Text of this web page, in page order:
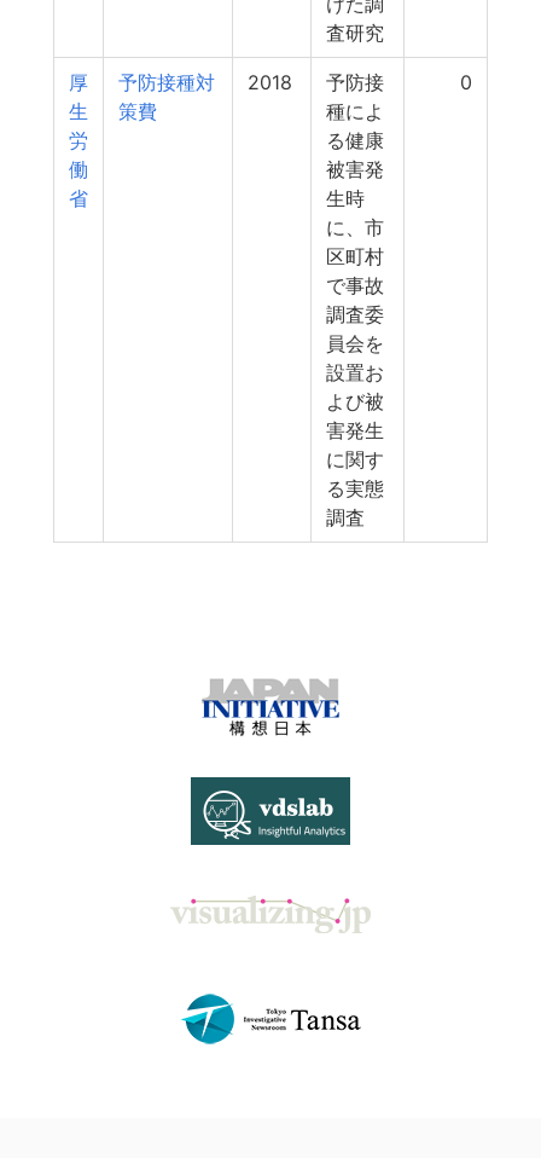
査研究
厚
生
労
働
省
予防接種対
策費
2018
予防接
種によ
る健康
被害発
生時
に、市
区町村
で事故
調査委
員会を
設置お
よび被
害発生
に関す
る実態
調査
0